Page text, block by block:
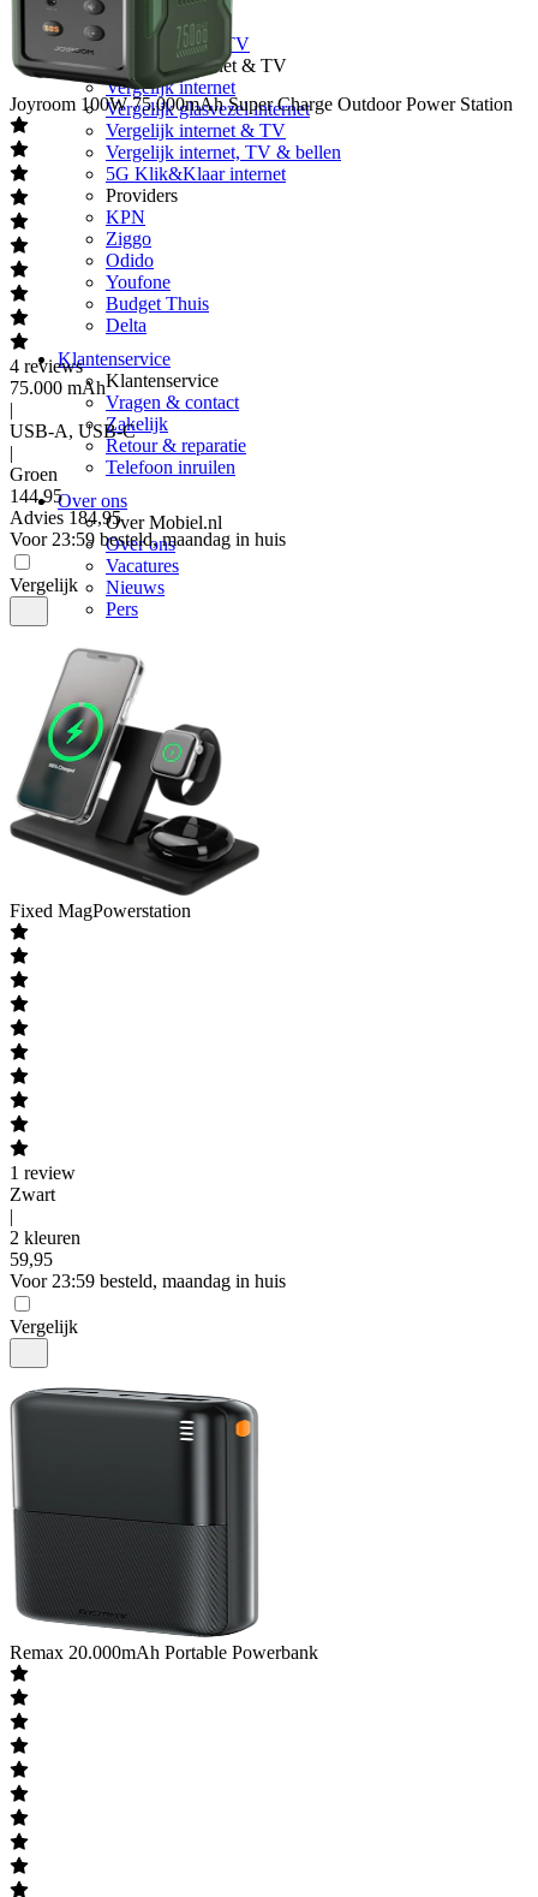
Internet & TV
Alle internet & TV
Vergelijk Internet & TV
Vergelijk internet
Vergelijk glasvezel internet
Vergelijk internet & TV
Vergelijk internet, TV & bellen
5G Klik&Klaar internet
Providers
KPN
Ziggo
Odido
Youfone
Budget Thuis
Delta
Klantenservice
Klantenservice
Vragen & contact
Zakelijk
Retour & reparatie
Telefoon inruilen
Over ons
Over Mobiel.nl
Over ons
Vacatures
Nieuws
Pers
Joyroom 100W 75.000mAh Super Charge Outdoor Power Station
4 reviews
75.000 mAh
|
USB-A, USB-C
|
Groen
144,95
Advies 184,95
Voor 23:59 besteld, maandag in huis
Vergelijk
Fixed MagPowerstation
1 review
Zwart
|
2 kleuren
59,95
Voor 23:59 besteld, maandag in huis
Vergelijk
Remax 20.000mAh Portable Powerbank